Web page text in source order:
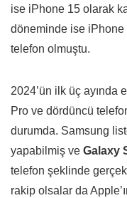
ise iPhone 15 olarak
döneminde ise
telefon olmuştu.
2024’ün ilk üç ayında
Pro ve dördüncü
durumda. Samsung
yapabilmiş ve Galaxy
telefon şeklinde
rakip olsalar da